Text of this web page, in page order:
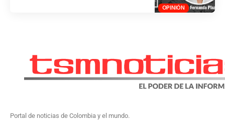
OPINIÓN
Portal de noticias de Colombia y el mundo.